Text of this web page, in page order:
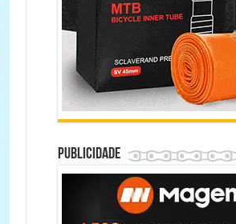
Publicidade